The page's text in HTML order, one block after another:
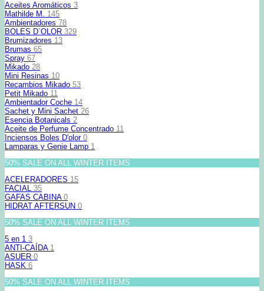
Aceites Aromáticos 3
Mathilde M. 145
Ambientadores 78
BOLES D`OLOR 329
Brumizadores 13
Brumas 65
Spray 67
Mikado 28
Mini Resinas 10
Recambios Mikado 53
Petit Mikado 11
Ambientador Coche 14
Sachet y Mini Sachet 26
Esencia Botanicals 2
Aceite de Perfume Concentrado 11
Inciensos Boles D'olor 0
Lamparas y Genie Lamp 1
50% SALE ON ALL WINTER ITEMS
ACELERADORES 15
FACIAL 35
GAFAS CABINA 0
HIDRAT AFTERSUN 0
50% SALE ON ALL WINTER ITEMS
5 en 1 3
ANTI-CAÍDA 1
ASUER 0
HASK 6
50% SALE ON ALL WINTER ITEMS